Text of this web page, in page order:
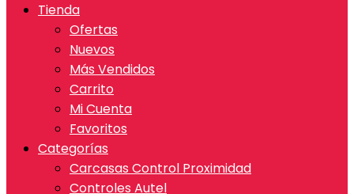
Tienda
Ofertas
Nuevos
Más Vendidos
Carrito
Mi Cuenta
Favoritos
Categorías
Carcasas Control Proximidad
Controles Autel